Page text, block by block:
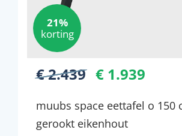
21%
korting
€ 2.439 € 1.939
muubs space eettafel o 150
gerookt eikenhout